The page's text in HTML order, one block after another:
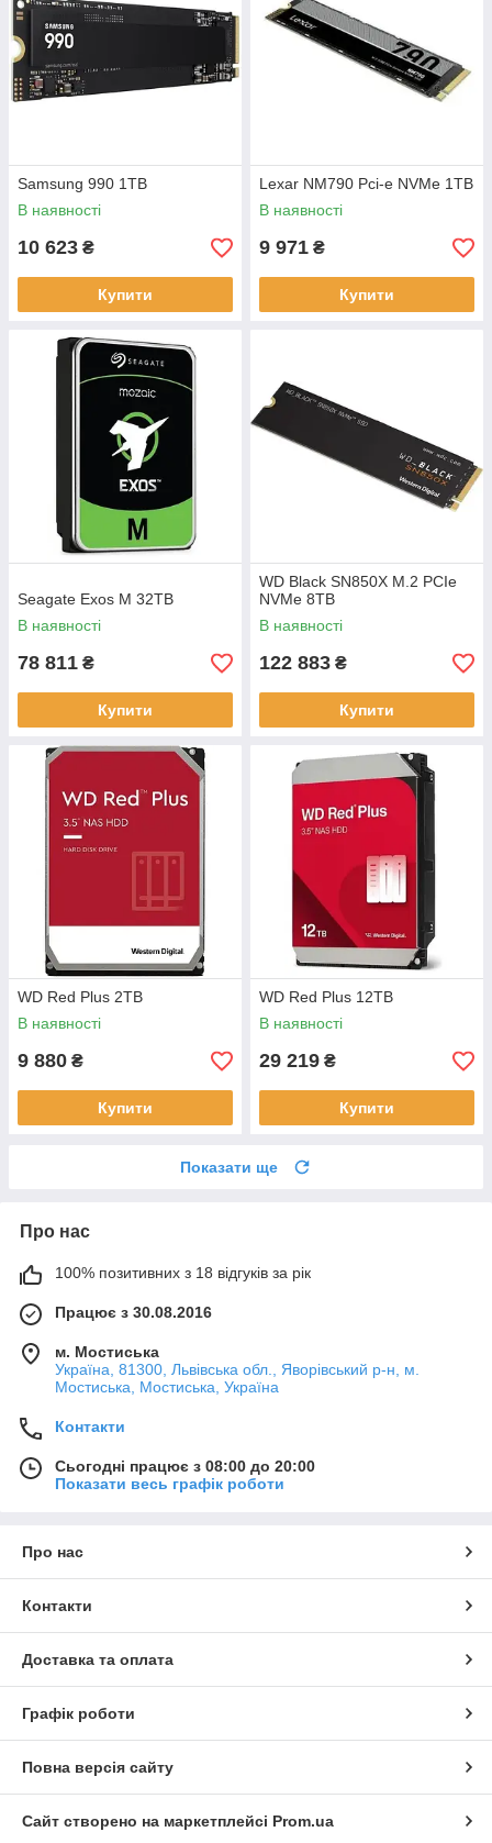
Samsung 990 1TB
В наявності
10 623 ₴
Купити
Lexar NM790 Pci-e NVMe 1TB
В наявності
9 971 ₴
Купити
Seagate Exos M 32TB
В наявності
78 811 ₴
Купити
WD Black SN850X M.2 PCIe
NVMe 8TB
В наявності
122 883 ₴
Купити
WD Red Plus 2TB
В наявності
9 880 ₴
Купити
WD Red Plus 12TB
В наявності
29 219 ₴
Купити
Показати ще
Про нас
100% позитивних з 18 відгуків за рік
Працює з 30.08.2016
м. Мостиська
Україна, 81300, Львівська обл., Яворівський р-н, м.
Мостиська, Мостиська, Україна
Контакти
Сьогодні працює з 08:00 до 20:00
Показати весь графік роботи
Про нас
Контакти
Доставка та оплата
Графік роботи
Повна версія сайту
Сайт створено на маркетплейсі Prom.ua